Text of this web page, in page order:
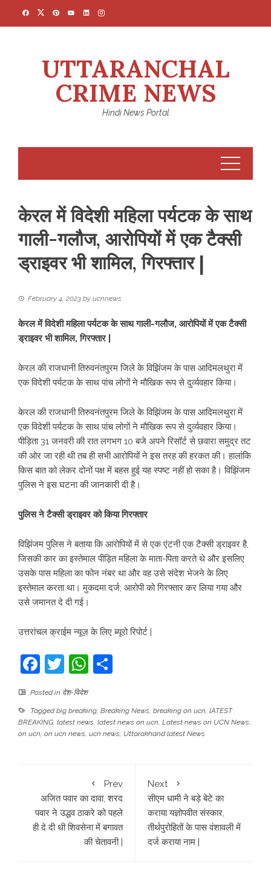
UTTARANCHAL
CRIME NEWS
Hindi News Portal
केरल में विदेशी महिला पर्यटक के साथ
गाली-गलौज, आरोपियों में एक टैक्सी
ड्राइवर भी शामिल, गिरफ्तार |
February 4, 2023 by ucnnews
केरल में विदेशी महिला पर्यटक के साथ गाली-गलौज, आरोपियों में एक टैक्सी
ड्राइवर भी शामिल, गिरफ्तार |
केरल की राजधानी तिरुवनंतपुरम जिले के विझिंजम के पास आदिमलथुरा में
एक विदेशी पर्यटक के साथ पांच लोगों ने मौखिक रूप से दुर्व्यवहार किया।
केरल की राजधानी तिरुवनंतपुरम जिले के विझिंजम के पास आदिमलथुरा में
एक विदेशी पर्यटक के साथ पांच लोगों ने मौखिक रूप से दुर्व्यवहार किया।
पीड़िता 31 जनवरी की रात लगभग 10 बजे अपने रिसॉर्ट से छवारा समुद्र तट
की ओर जा रही थी तब ही सभी आरोपियों ने इस तरह की हरकत की। हालांकि
किस बात को लेकर दोनों पक्ष में बहस हुई यह स्पष्ट नहीं हो सका है। विझिंजम
पुलिस ने इस घटना की जानकारी दी है।
पुलिस ने टैक्सी ड्राइवर को किया गिरफ्तार
विझिंजम पुलिस ने बताया कि आरोपियों में से एक एंटनी एक टैक्सी ड्राइवर है,
जिसकी कार का इस्तेमाल पीड़ित महिला के माता-पिता करते थे और इसलिए
उसके पास महिला का फोन नंबर था और वह उसे संदेश भेजने के लिए
इस्तेमाल करता था। मुकदमा दर्ज; आरोपी को गिरफ्तार कर लिया गया और
उसे जमानत दे दी गई।
उत्तरांचल क्राईम न्यूज़ के लिए ब्यूरो रिपोर्ट |
Facebook
TwitterWhatsApp
Posted in देश-विदेश
Taggedbig breaking, Breaking News, breaking on ucn, lATEST
BREAKING, latest news, latest news on ucn, Latest news on UCN News,
on ucn, on ucn news, ucn news, Uttarakhand latest News
Prev
अजित पवार का दावा, शरद
पवार ने उद्धव ठाकरे को पहले
ही दे दी थी शिवसेना में बगावत
की चेतावनी |
Next
सीएम धामी ने बड़े बेटे का
कराया यज्ञोपवीत संस्कार,
तीर्थपुरोहितों के पास वंशावली में
दर्ज कराया नाम |